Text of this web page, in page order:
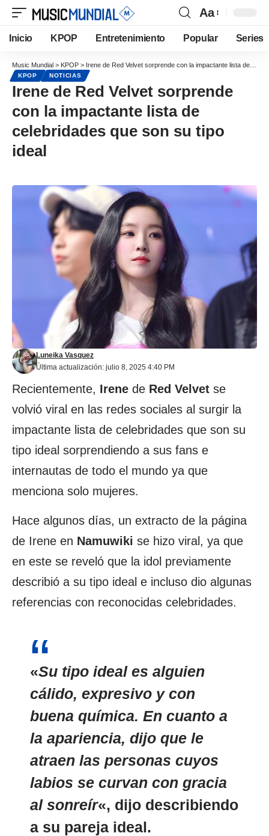
Aa
Inicio KPOP Entretenimiento Popular Series
Music Mundial > KPOP > Irene de Red Velvet sorprende con la impactante lista de celebridades que son su tipo ideal
KPOP NOTICIAS
Irene de Red Velvet sorprende
con la impactante lista de
celebridades que son su tipo
ideal
Última actualización: julio 8, 2025 4:40 PM
Luneika Vasquez
Recientemente, Irene de Red Velvet se
volvió viral en las redes sociales al surgir la
impactante lista de celebridades que son su
tipo ideal sorprendiendo a sus fans e
internautas de todo el mundo ya que
menciona solo mujeres.
Hace algunos días, un extracto de la página
de Irene en Namuwiki se hizo viral, ya que
en este se reveló que la idol previamente
describió a su tipo ideal e incluso dio algunas
referencias con reconocidas celebridades.
«Su tipo ideal es alguien
cálido, expresivo y con
buena química. En cuanto a
la apariencia, dijo que le
atraen las personas cuyos
labios se curvan con gracia
al sonreír«, dijo describiendo
a su pareja ideal.